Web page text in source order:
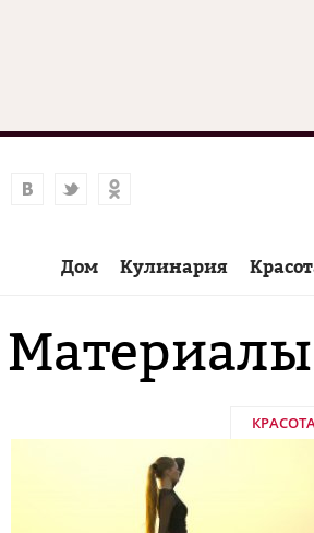
Дом Кулинария
Материалы
Страницы